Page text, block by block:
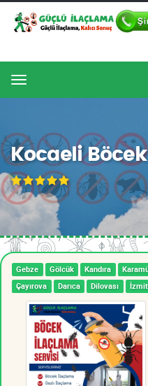
Menu
Kocaeli
Gebze Gölcük Kandıra
Çayırova
Darıca Dilovası İzmit